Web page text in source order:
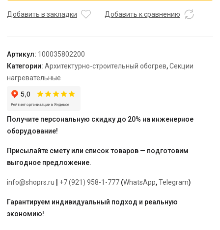
TEPLOLUX
0410-
40
Добавить в закладки Добавить к сравнению
Артикул: 100035802200
Категории: Архитектурно-строительный обогрев,Секции
нагревательные
Получите персональную скидку до 20% на инженерное
оборудование!
Присылайте смету или список товаров — подготовим
выгодное предложение.
info@shoprs.ru +7 (921) 958-1-777 (WhatsApp,Telegram)
Гарантируем индивидуальный подход и реальную
экономию!